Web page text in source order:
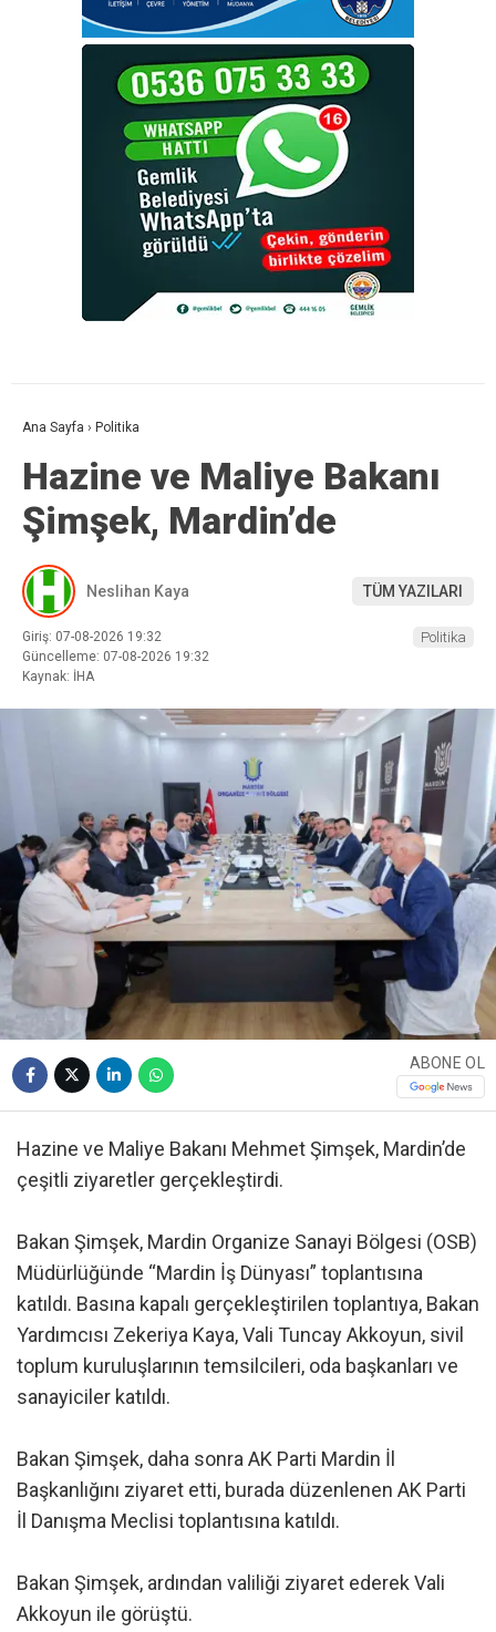
Ana Sayfa › Politika
Hazine ve Maliye Bakanı
Şimşek, Mardin’de
Neslihan Kaya TÜM YAZILARI
Giriş: 07-08-2026 19:32
Güncelleme: 07-08-2026 19:32
Kaynak: İHA
Politika
ABONE OL
Hazine ve Maliye Bakanı Mehmet Şimşek, Mardin’de
çeşitli ziyaretler gerçekleştirdi.
Bakan Şimşek, Mardin Organize Sanayi Bölgesi (OSB)
Müdürlüğünde “Mardin İş Dünyası” toplantısına
katıldı. Basına kapalı gerçekleştirilen toplantıya, Bakan
Yardımcısı Zekeriya Kaya, Vali Tuncay Akkoyun, sivil
toplum kuruluşlarının temsilcileri, oda başkanları ve
sanayiciler katıldı.
Bakan Şimşek, daha sonra AK Parti Mardin İl
Başkanlığını ziyaret etti, burada düzenlenen AK Parti
İl Danışma Meclisi toplantısına katıldı.
Bakan Şimşek, ardından valiliği ziyaret ederek Vali
Akkoyun ile görüştü.